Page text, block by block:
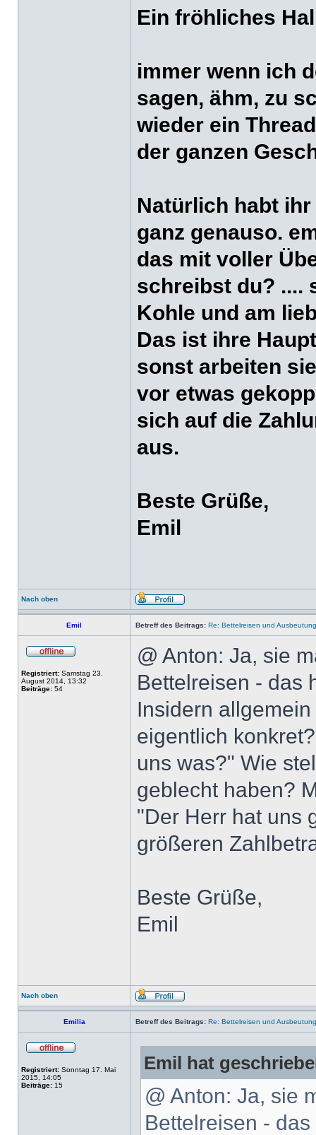
Ein fröhliches
immer wenn ich
sagen, ähm, zu
wieder ein
der ganzen
Natürlich habt
ganz genauso.
das mit voller
schreibst du? ....
Kohle und am
Das ist ihre
sonst arbeiten
vor etwas
sich auf die
aus.
Beste Grüße,
Emil
Nach oben
Emil Betreff des Beitrags: Re: Bettelreisen und
Registriert: Samstag 23.
August 2014, 13:32
Beiträge: 54
@ Anton: Ja, sie
Bettelreisen - das
Insidern
eigentlich
uns was?" Wie
geblecht haben?
"Der Herr hat uns
größeren
Beste Grüße,
Emil
Nach oben
Emilia Betreff des Beitrags: Re: Bettelreisen und
Registriert: Sonntag 17. Mai
2015, 14:05
Beiträge: 15
Emil hat
@ Anton: Ja, sie
Bettelreisen -